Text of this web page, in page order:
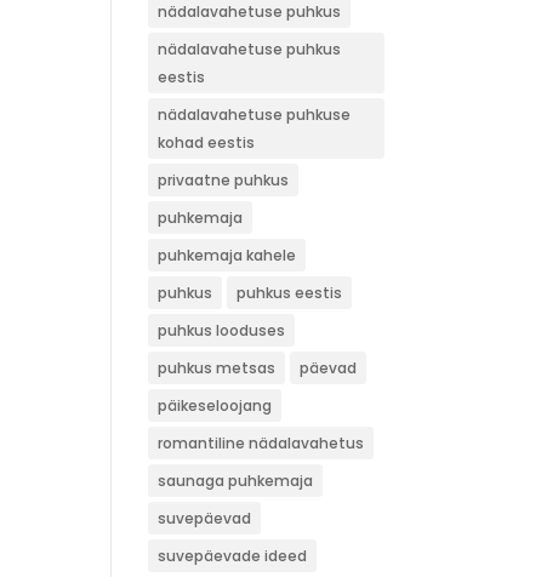
nädalavahetuse puhkus
nädalavahetuse puhkus
eestis
nädalavahetuse puhkuse
kohad eestis
privaatne puhkus
puhkemaja
puhkemaja kahele
puhkus
puhkus eestis
puhkus looduses
puhkus metsas
päevad
päikeseloojang
romantiline nädalavahetus
saunaga puhkemaja
suvepäevad
suvepäevade ideed